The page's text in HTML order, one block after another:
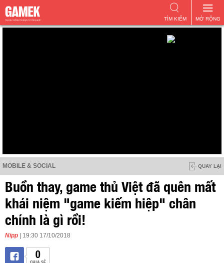
MỞ RỘNG
TÌM KIẾM
MOBILE & SOCIAL QUAY LẠI
Buồn thay, game thủ Việt đã quên mất
khái niệm "game kiếm hiệp" chân
chính là gì rồi!
Nipp | 19:30 17/10/2018
0